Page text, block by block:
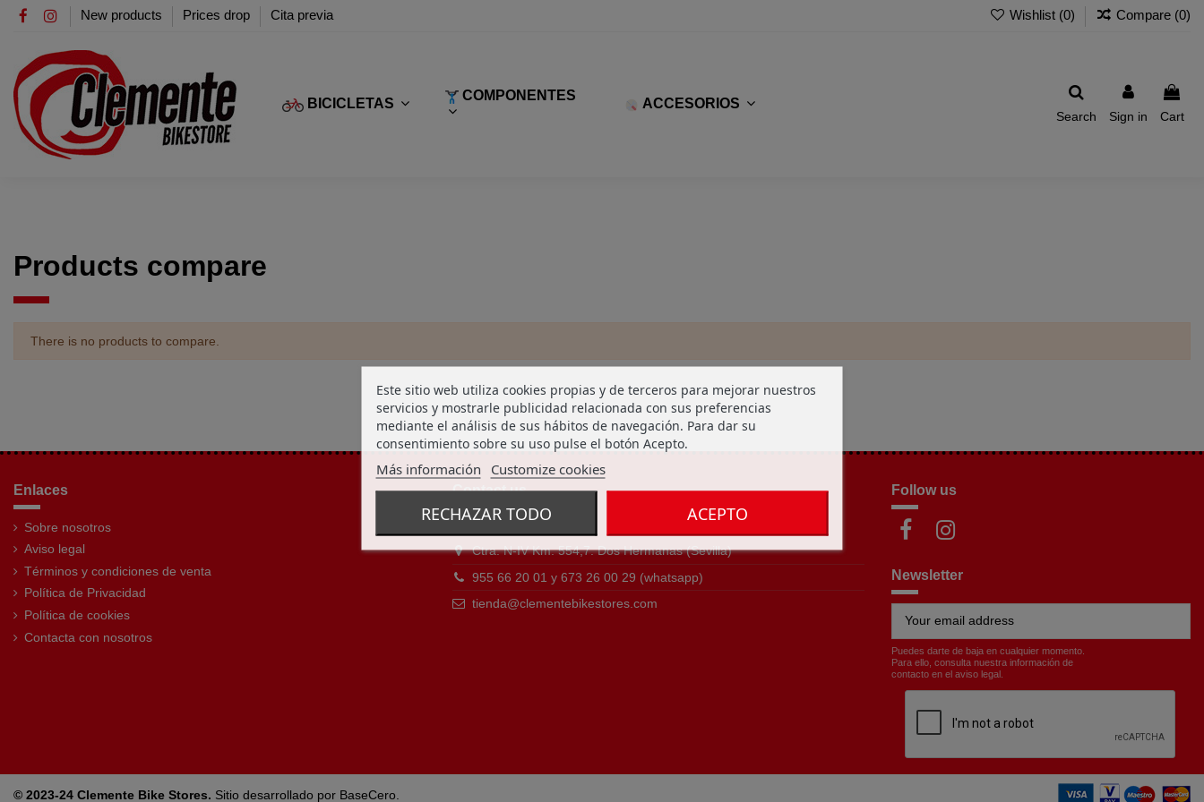
New products Prices drop Cita previa Wishlist (0) Compare (0)
BICICLETAS
COMPONENTES
ACCESORIOS
Search Sign in Cart
Products compare
There is no products to compare.
Enlaces
Sobre nosotros
Aviso legal
Términos y condiciones de venta
Política de Privacidad
Política de cookies
Contacta con nosotros
Contact us
Ctra. N-IV Km. 554,7. Dos Hermanas (Sevilla)
955 66 20 01 y 673 26 00 29 (whatsapp)
tienda@clementebikestores.com
Este sitio web utiliza cookies propias y de terceros para mejorar nuestros
servicios y mostrarle publicidad relacionada con sus preferencias
mediante el análisis de sus hábitos de navegación. Para dar su
consentimiento sobre su uso pulse el botón Acepto.
Más información Customize cookies
RECHAZAR TODO ACEPTO
Follow us
Newsletter
Puedes darte de baja en cualquier momento.
Para ello, consulta nuestra información de
contacto en el aviso legal.
© 2023-24 Clemente Bike Stores. Sitio desarrollado por BaseCero.